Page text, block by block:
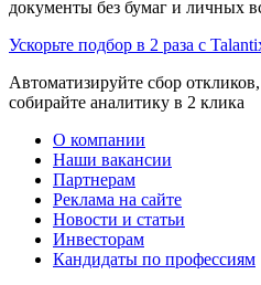
документы без бумаг и личных
Ускорьте подбор в 2 раза с
Автоматизируйте сбор
собирайте аналитику в 2 клика
О компании
Наши вакансии
Партнерам
Реклама на сайте
Новости и статьи
Инвесторам
Кандидаты по профессиям